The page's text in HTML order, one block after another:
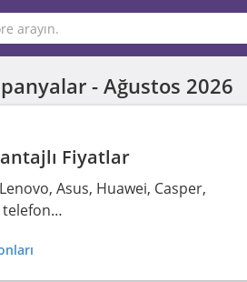
- Ağustos 2026
Fiyatlar
Asus, Huawei, Casper,
telefon…